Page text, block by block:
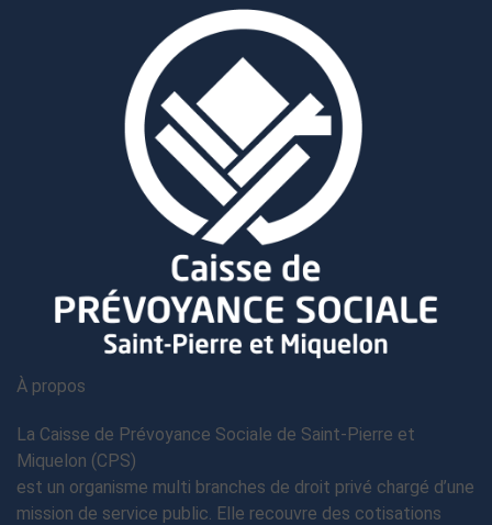
À propos
La Caisse de Prévoyance Sociale de Saint-Pierre et
Miquelon (CPS)
est un organisme multi branches de droit privé chargé d’une
mission de service public. Elle recouvre des cotisations